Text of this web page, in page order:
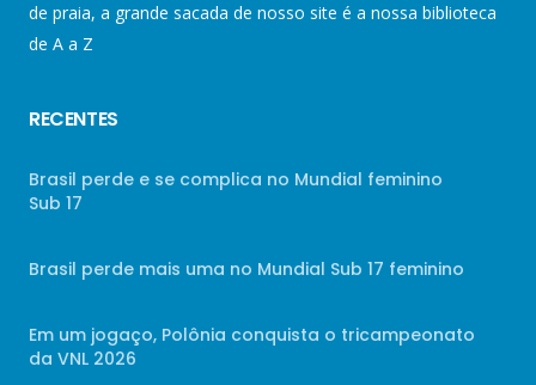
de praia, a grande sacada de nosso site é a nossa biblioteca
de A a Z
RECENTES
Brasil perde e se complica no Mundial feminino
Sub 17
Brasil perde mais uma no Mundial Sub 17 feminino
Em um jogaço, Polônia conquista o tricampeonato
da VNL 2026